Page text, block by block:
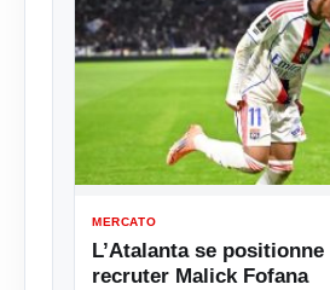
MERCATO
L’Atalanta se
recruter Malick Fofana